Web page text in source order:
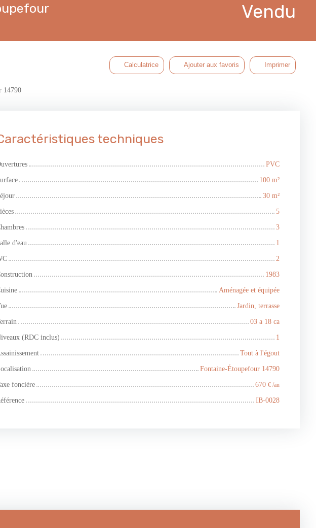
Vendu
Calculatrice Ajouter aux favoris Imprimer
14790
techniques
PVC
100 m²
30 m²
5
3
d'eau
1
2
1983
Aménagée et équipée
Jardin, terrasse
03 a 18 ca
(RDC inclus)
1
Tout à l'égout
Fontaine-Étoupefour 14790
foncière
670 € /an
IB-0028